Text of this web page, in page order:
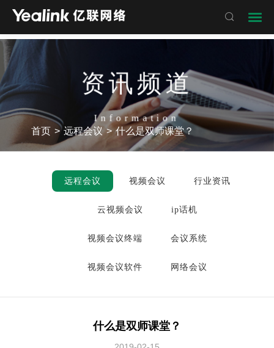

资讯频道
Information
首页 > 远程会议 > 什么是双师课堂？
远程会议 视频会议 行业资讯
云视频会议 ip话机
视频会议终端 会议系统
视频会议软件 网络会议
什么是双师课堂？